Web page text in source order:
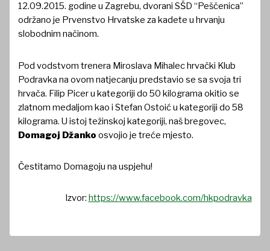
12.09.2015. godine u Zagrebu, dvorani SŠD “Peščenica”
održano je Prvenstvo Hrvatske za kadete u hrvanju
slobodnim načinom.
Pod vodstvom trenera Miroslava Mihalec hrvački Klub
Podravka na ovom natjecanju predstavio se sa svoja tri
hrvača. Filip Picer u kategoriji do 50 kilograma okitio se
zlatnom medaljom kao i Stefan Ostoić u kategoriji do 58
kilograma. U istoj težinskoj kategoriji, naš bregovec,
Domagoj Džanko osvojio je treće mjesto.
Čestitamo Domagoju na uspjehu!
Izvor: https://www.facebook.com/hkpodravka